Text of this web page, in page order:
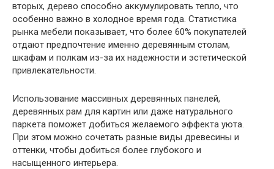
вторых, дерево способно аккумулировать тепло, что
особенно важно в холодное время года. Статистика
рынка мебели показывает, что более 60% покупателей
отдают предпочтение именно деревянным столам,
шкафам и полкам из-за их надежности и эстетической
привлекательности.
Использование массивных деревянных панелей,
деревянных рам для картин или даже натурального
паркета поможет добиться желаемого эффекта уюта.
При этом можно сочетать разные виды древесины и
оттенки, чтобы добиться более глубокого и
насыщенного интерьера.